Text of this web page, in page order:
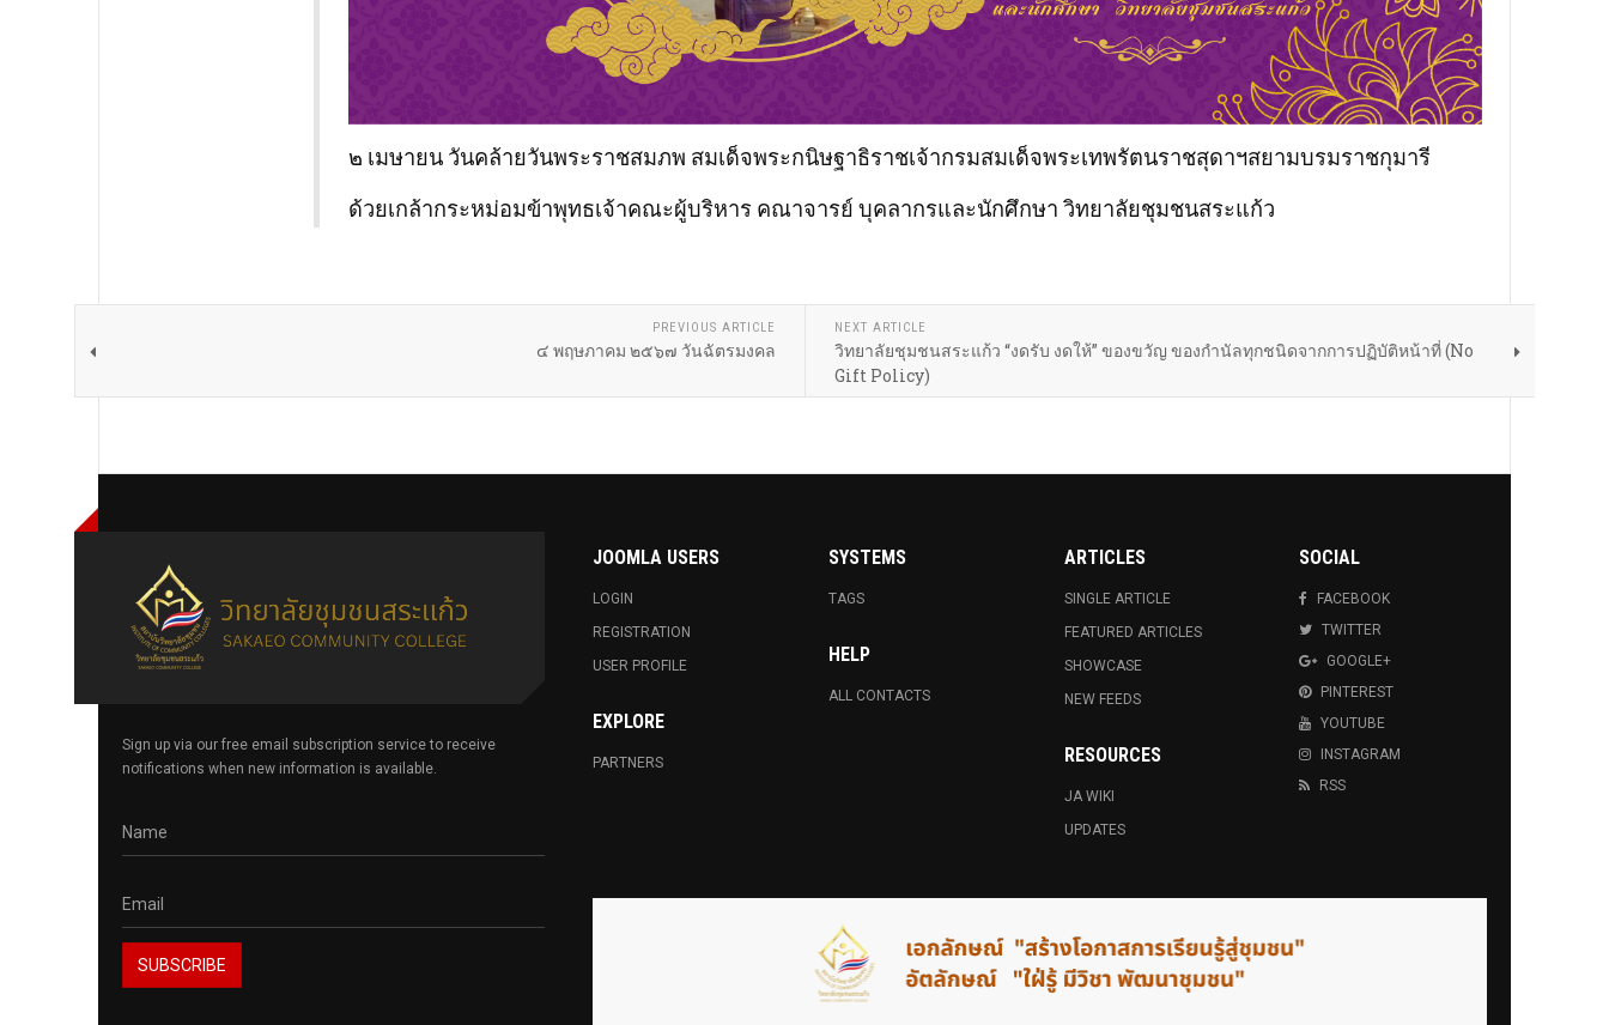
๒ เมษายน วันคล้ายวันพระราชสมภพ สมเด็จพระกนิษฐาธิราชเจ้ากรมสมเด็จพระเทพรัตนราชสุดาฯสยามบรมราชกุมารี
ด้วยเกล้ากระหม่อมข้าพุทธเจ้าคณะผู้บริหาร คณาจารย์ บุคลากรและนักศึกษา วิทยาลัยชุมชนสระแก้ว
PREVIOUS ARTICLE
๔ พฤษภาคม ๒๕๖๗ วันฉัตรมงคล
NEXT ARTICLE
วิทยาลัยชุมชนสระแก้ว “งดรับ งดให้” ของขวัญ ของกำนัลทุกชนิดจากการปฏิบัติหน้าที่ (No
Gift Policy)
Sign up via our free email subscription service to receive
notifications when new information is available.
JOOMLA USERS
LOGIN
REGISTRATION
USER PROFILE
EXPLORE
PARTNERS
SYSTEMS
TAGS
HELP
ALL CONTACTS
ARTICLES
SINGLE ARTICLE
FEATURED ARTICLES
SHOWCASE
NEW FEEDS
RESOURCES
JA WIKI
UPDATES
SOCIAL
FACEBOOK
TWITTER
GOOGLE+
PINTEREST
YOUTUBE
INSTAGRAM
RSS